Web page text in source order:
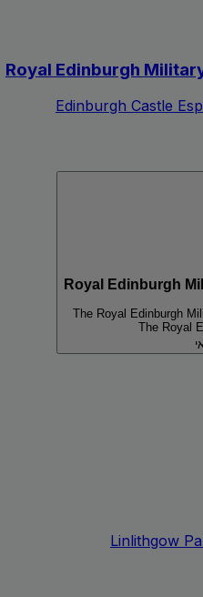
Royal Edinburgh
Edinburgh Castle
Royal Edinburgh
The Royal Edinburgh
The Royal
Linlithgow